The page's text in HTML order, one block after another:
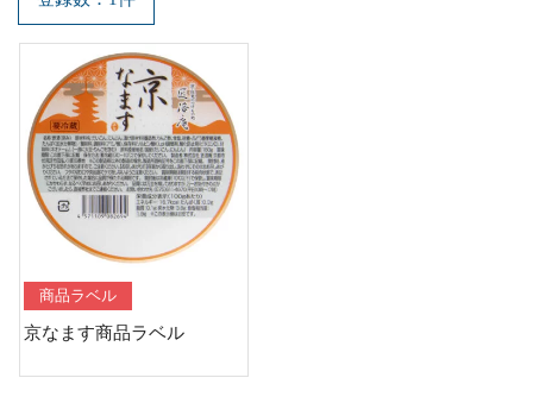
商品ラベル
京なます商品ラベル